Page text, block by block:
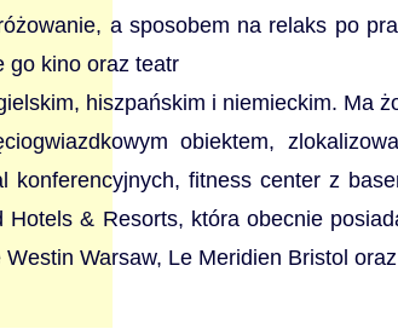
a sposobem na relaks po
go kino oraz teatr
hiszpańskim i niemieckim. Ma
obiektem,
fitness center z
& Resorts, która obecnie
Warsaw, Le Meridien Bristol